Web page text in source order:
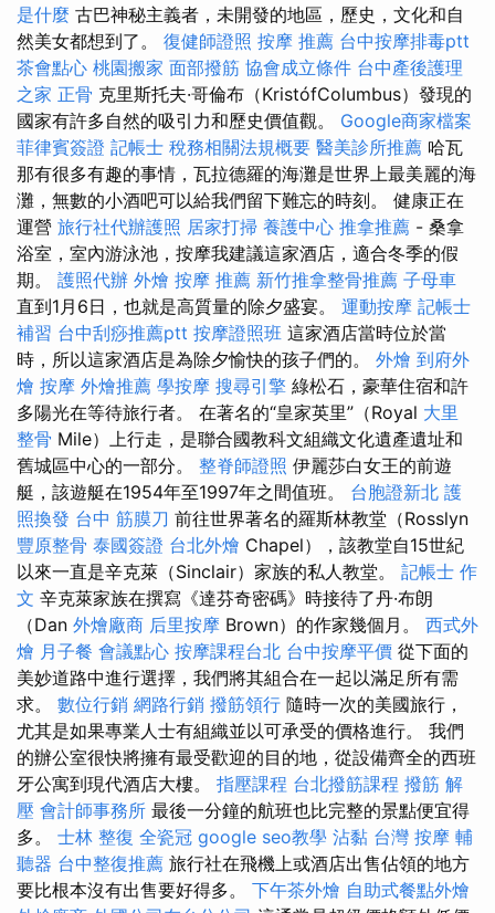
是什麼 古巴神秘主義者，未開發的地區，歷史，文化和自
然美女都想到了。 復健師證照 按摩 推薦 台中按摩排毒ptt
茶會點心 桃園搬家 面部撥筋 協會成立條件 台中產後護理
之家 正骨 克里斯托夫·哥倫布（KristófColumbus）發現的
國家有許多自然的吸引力和歷史價值觀。 Google商家檔案
菲律賓簽證 記帳士 稅務相關法規概要 醫美診所推薦 哈瓦
那有很多有趣的事情，瓦拉德羅的海灘是世界上最美麗的海
灘，無數的小酒吧可以給我們留下難忘的時刻。 健康正在
運營 旅行社代辦護照 居家打掃 養護中心 推拿推薦 - 桑拿
浴室，室內游泳池，按摩我建議這家酒店，適合冬季的假
期。 護照代辦 外燴 按摩 推薦 新竹推拿整骨推薦 子母車
直到1月6日，也就是高質量的除夕盛宴。 運動按摩 記帳士
補習 台中刮痧推薦ptt 按摩證照班 這家酒店當時位於當
時，所以這家酒店是為除夕愉快的孩子們的。 外燴 到府外
燴 按摩 外燴推薦 學按摩 搜尋引擎 綠松石，豪華住宿和許
多陽光在等待旅行者。 在著名的“皇家英里”（Royal 大里
整骨 Mile）上行走，是聯合國教科文組織文化遺產遺址和
舊城區中心的一部分。 整脊師證照 伊麗莎白女王的前遊
艇，該遊艇在1954年至1997年之間值班。 台胞證新北 護
照換發 台中 筋膜刀 前往世界著名的羅斯林教堂（Rosslyn
豐原整骨 泰國簽證 台北外燴 Chapel），該教堂自15世紀
以來一直是辛克萊（Sinclair）家族的私人教堂。 記帳士 作
文 辛克萊家族在撰寫《達芬奇密碼》時接待了丹·布朗
（Dan 外燴廠商 后里按摩 Brown）的作家幾個月。 西式外
燴 月子餐 會議點心 按摩課程台北 台中按摩平價 從下面的
美妙道路中進行選擇，我們將其組合在一起以滿足所有需
求。 數位行銷 網路行銷 撥筋領行 隨時一次的美國旅行，
尤其是如果專業人士有組織並以可承受的價格進行。 我們
的辦公室很快將擁有最受歡迎的目的地，從設備齊全的西班
牙公寓到現代酒店大樓。 指壓課程 台北撥筋課程 撥筋 解
壓 會計師事務所 最後一分鐘的航班也比完整的景點便宜得
多。 士林 整復 全瓷冠 google seo教學 沾黏 台灣 按摩 輔
聽器 台中整復推薦 旅行社在飛機上或酒店出售佔領的地方
要比根本沒有出售要好得多。 下午茶外燴 自助式餐點外燴